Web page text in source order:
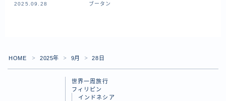
マレーシア
ベトナム
バングラディッシュ
2025.09.28 ブータン
HOME ＞ 2025年 ＞ 9月 ＞ 28日
世界一周旅行
フィリピン
インドネシア